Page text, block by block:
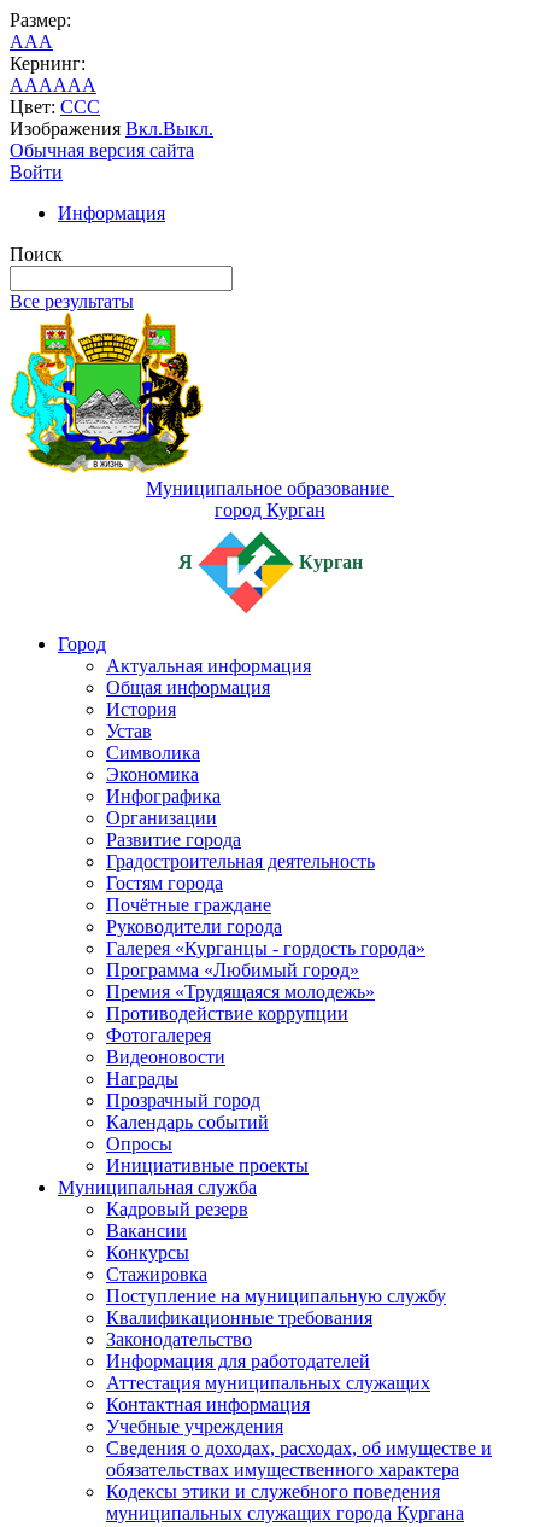
Размер:
AAA
Кернинг:
AAAAAA
Цвет: CCC
Изображения Вкл.Выкл.
Обычная версия сайта
Войти
Информация
Поиск
Все результаты
Муниципальное образование
город Курган
Я Курган
Город
Актуальная информация
Общая информация
История
Устав
Символика
Экономика
Инфографика
Организации
Развитие города
Градостроительная деятельность
Гостям города
Почётные граждане
Руководители города
Галерея «Курганцы - гордость города»
Программа «Любимый город»
Премия «Трудящаяся молодежь»
Противодействие коррупции
Фотогалерея
Видеоновости
Награды
Прозрачный город
Календарь событий
Опросы
Инициативные проекты
Муниципальная служба
Кадровый резерв
Вакансии
Конкурсы
Стажировка
Поступление на муниципальную службу
Квалификационные требования
Законодательство
Информация для работодателей
Аттестация муниципальных служащих
Контактная информация
Учебные учреждения
Сведения о доходах, расходах, об имуществе и
обязательствах имущественного характера
Кодексы этики и служебного поведения
муниципальных служащих города Кургана